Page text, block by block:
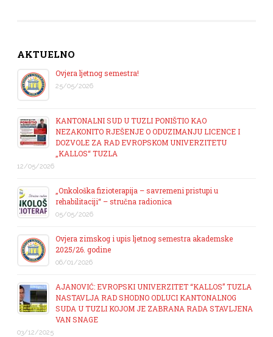
AKTUELNO
Ovjera ljetnog semestra!
25/05/2026
KANTONALNI SUD U TUZLI PONIŠTIO KAO
NEZAKONITO RJEŠENJE O ODUZIMANJU LICENCE I
DOZVOLE ZA RAD EVROPSKOM UNIVERZITETU
„KALLOS“ TUZLA
12/05/2026
„Onkološka fizioterapija – savremeni pristupi u
rehabilitaciji“ – stručna radionica
05/05/2026
Ovjera zimskog i upis ljetnog semestra akademske
2025/26. godine
06/01/2026
AJANOVIĆ: EVROPSKI UNIVERZITET “KALLOS” TUZLA
NASTAVLJA RAD SHODNO ODLUCI KANTONALNOG
SUDA U TUZLI KOJOM JE ZABRANA RADA STAVLJENA
VAN SNAGE
03/12/2025